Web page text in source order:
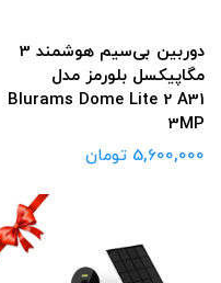
دوربین بی‌‌سیم هوشمند 3
مگاپیکسل بلورمز مدل
Blurams Dome Lite 2 A31
3MP
5,600,000 تومان